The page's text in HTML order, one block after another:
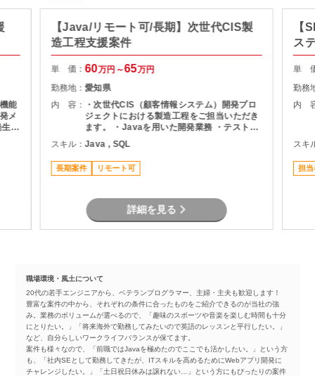
能
メ
【Java/リモート可/長期】次世代CIS製
造工程支援案件
単 価：60万円～65万円
勤務地：愛知県
内 容：
・次世代CIS（顧客情報システム）開発プロ
ジェクトにおける製造工程をご担当いただき
ます。 ・Javaを用いた開発業務 ・テスト実
施（Junit） ・Oracle環境での開発 ・結合工
程を中心とした開発支援
スキル：Java , SQL
長期案件 リモート可
詳細を見る
【
ス
単
勤務
内
スキ
担当
職場環境・風土について
20代の若手エンジニアから、ベテランプログラマー、主婦・主夫も歓迎します！
豊富な案件の中から、それぞれの条件に合ったものをご紹介できるのが当社の強
み。業務のボリュームが選べるので、「趣味のスポーツや音楽を楽しむ時間も十分
にとりたい。」「将来海外で勤務してみたいので英語のレッスンと平行したい。」
など、自分らしいワークライフバランスが保てます。
案件も様々なので、「前職ではJavaを極めたのでここでも活かしたい。」という方
も、「社内SEとして勤務してきたが、ITスキルを高めるためにWebアプリ開発に
チャレンジしたい。」「土日祝日休みは譲れない…」という方にもぴったりの案件